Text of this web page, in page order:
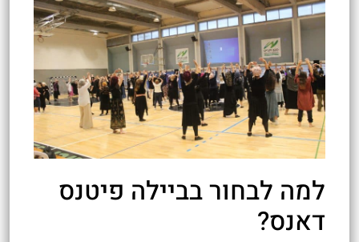
למה לבחור בביילה פיטנס
דאנס?